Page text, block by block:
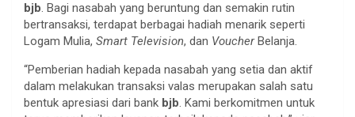
bjb. Bagi nasabah yang beruntung dan semakin rutin
bertransaksi, terdapat berbagai hadiah menarik seperti
Logam Mulia, Smart Television, dan VoucherBelanja.
“Pemberian hadiah kepada nasabah yang setia dan aktif
dalam melakukan transaksi valas merupakan salah satu
bentuk apresiasi dari bank bjb. Kami berkomitmen untuk